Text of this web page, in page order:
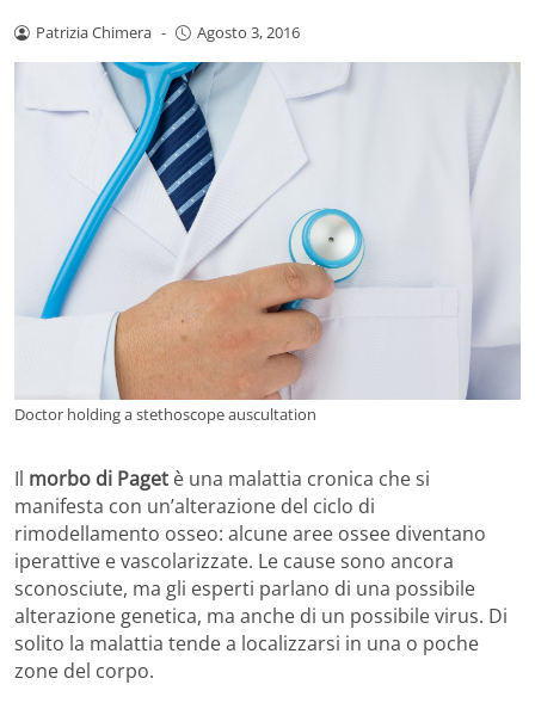
Patrizia Chimera - Agosto 3, 2016
Doctor holding a stethoscope auscultation
Il morbo di Paget è una malattia cronica che si
manifesta con un’alterazione del ciclo di
rimodellamento osseo: alcune aree ossee diventano
iperattive e vascolarizzate. Le cause sono ancora
sconosciute, ma gli esperti parlano di una possibile
alterazione genetica, ma anche di un possibile virus. Di
solito la malattia tende a localizzarsi in una o poche
zone del corpo.